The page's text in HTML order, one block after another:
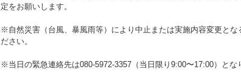
定をお願いします。
※自然災害（台風、暴風雨等）により中止または実施内容変更とな
ださい。
※当日の緊急連絡先は080-5972-3357（当日限り9:00〜17:00）とな